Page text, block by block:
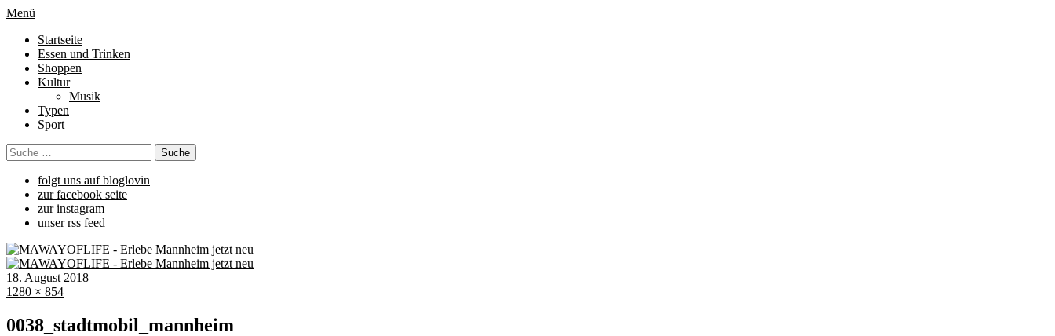
Menü
Startseite
Essen und Trinken
Shoppen
Kultur
Musik
Typen
Sport
folgt uns auf bloglovin
zur facebook seite
zur instagram
unser rss feed
18. August 2018
1280 × 854
0038_stadtmobil_mannheim